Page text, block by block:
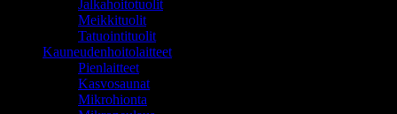
Jalkahoitotuolit
Meikkituolit
Tatuointituolit
Kauneudenhoitolaitteet
Pienlaitteet
Kasvosaunat
Mikrohionta